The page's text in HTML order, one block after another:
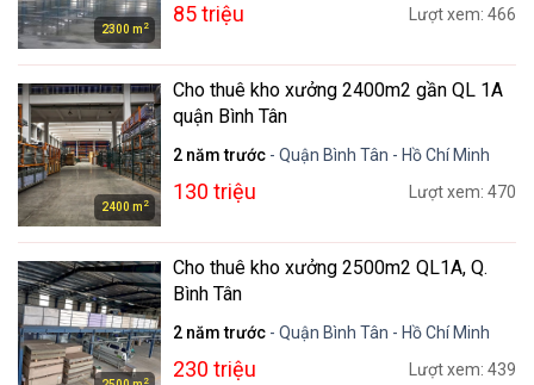
2300 m 2 85 triệu Lượt xem: 466
2400 m 2
Cho thuê kho xưởng 2400m2 gần QL 1A
quận Bình Tân
2 năm trước - Quận Bình Tân - Hồ Chí Minh
130 triệu Lượt xem: 470
2
Cho thuê kho xưởng 2500m2 QL1A, Q.
Bình Tân
2 năm trước - Quận Bình Tân - Hồ Chí Minh
230 triệu Lượt xem: 439